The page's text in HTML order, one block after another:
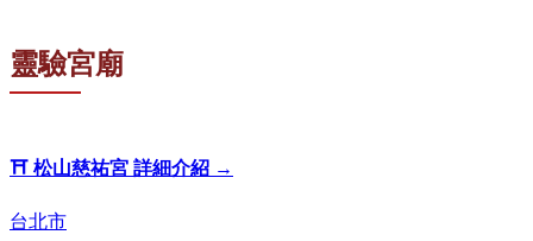
靈驗宮廟
⛩️ 松山慈祐宮 詳細介紹 →
台北市